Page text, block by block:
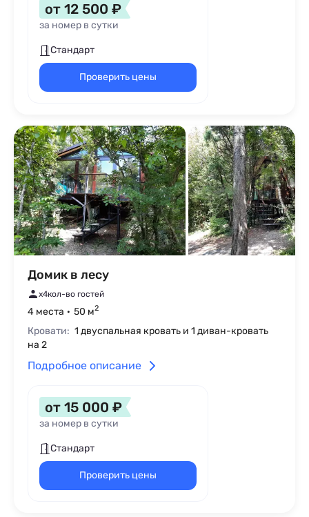
от 12 500 ₽
за номер в сутки
Стандарт
Проверить цены
Домик в лесу
x4кол-во гостей
4 места 50 м2
Кровати: 1 двуспальная кровать и 1 диван-кровать
на 2
Подробное описание
от 15 000 ₽
за номер в сутки
Стандарт
Проверить цены